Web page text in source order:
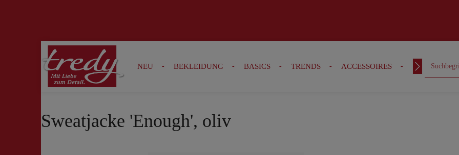
Zur Suche springen Zur Hauptnavigation springen
NEU BEKLEIDUNG BASICS TRENDS ACCESSOIRES OUTFITS
Sweatjacke 'Enough', oliv